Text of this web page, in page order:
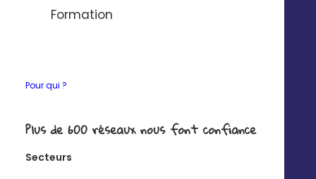
Formation
Pour qui ?
Plus de 600 réseaux nous font confiance
Secteurs
faire avec
unilatérale